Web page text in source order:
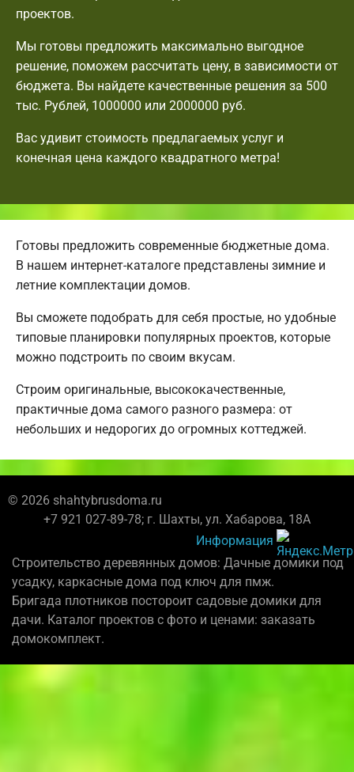
проектов.
Мы готовы предложить максимально выгодное
решение, поможем рассчитать цену, в зависимости от
бюджета. Вы найдете качественные решения за 500
тыс. Рублей, 1000000 или 2000000 руб.
Вас удивит стоимость предлагаемых услуг и
конечная цена каждого квадратного метра!
Готовы предложить современные бюджетные дома.
В нашем интернет-каталоге представлены зимние и
летние комплектации домов.
Вы сможете подобрать для себя простые, но удобные
типовые планировки популярных проектов, которые
можно подстроить по своим вкусам.
Строим оригинальные, высококачественные,
практичные дома самого разного размера: от
небольших и недорогих до огромных коттеджей.
© 2026 shahtybrusdoma.ru
+7 921 027-89-78; г. Шахты, ул. Хабарова, 18А
Информация
Строительство деревянных домов: Дачные домики под
усадку, каркасные дома под ключ для пмж.
Бригада плотников постороит садовые домики для
дачи. Каталог проектов с фото и ценами: заказать
домокомплект.